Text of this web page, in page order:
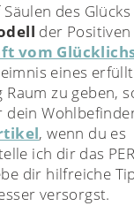
des
der Positiven
vom
eines
zu geben,
dein
, wenn du es
ich dir das
dir hilfreiche
versorgst.